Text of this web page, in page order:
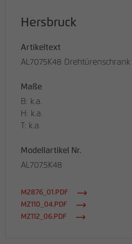
Hersbruck
Artikeltext
AL7075K48 Drehtürenschrank
Maße
B: k.a.
H: k.a.
T: k.a.
Modellartikel Nr.
AL707.5K48
M2876_01.PDF
MZ110_04.PDF
MZ112_06.PDF